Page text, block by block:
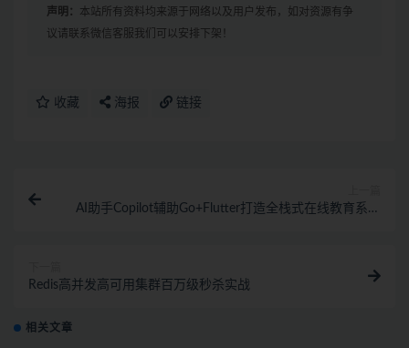
声明： 本站所有资料均来源于网络以及用户发布，如对资源有争
议请联系微信客服我们可以安排下架！
收藏 海报 链接
AI助手Copilot辅助Go+Flutter打造全栈式在线教育系统
Redis高并发高可用集群百万级秒杀实战
相关文章